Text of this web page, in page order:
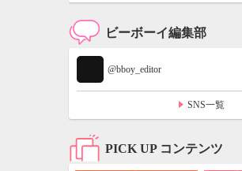
ビーボーイ編集部
@bboy_editor
SNS一覧
PICK UP コンテンツ